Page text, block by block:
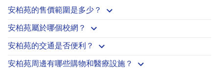
安柏苑的售價範圍是多少？
安柏苑屬於哪個校網？
安柏苑的交通是否便利？
安柏苑周邊有哪些購物和醫療設施？